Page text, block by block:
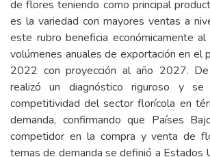
de flores teniendo como principal
es la variedad con mayores ventas a
este rubro beneficia económicamente al
volúmenes anuales de exportación en el
2022 con proyección al año 2027.
realizó un diagnóstico riguroso y se
competitividad del sector florícola en
demanda, confirmando que Países
competidor en la compra y venta de
temas de demanda se definió a Estados